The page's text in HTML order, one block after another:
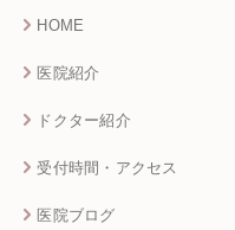
HOME
医院紹介
ドクター紹介
受付時間・アクセス
医院ブログ